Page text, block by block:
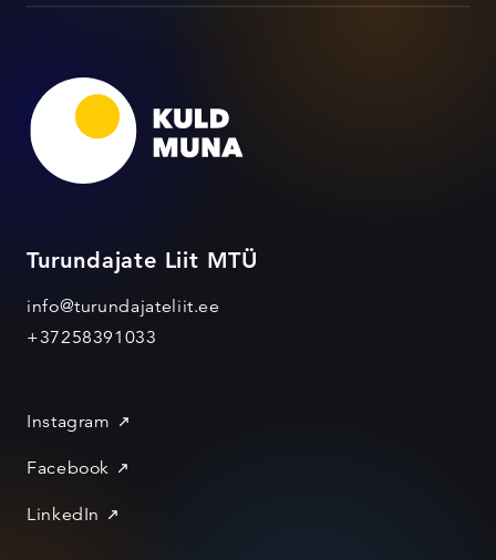
Turundajate Liit MTÜ
info@turundajateliit.ee
+37258391033
Instagram
Facebook
LinkedIn